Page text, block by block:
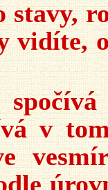
vidíte,
v